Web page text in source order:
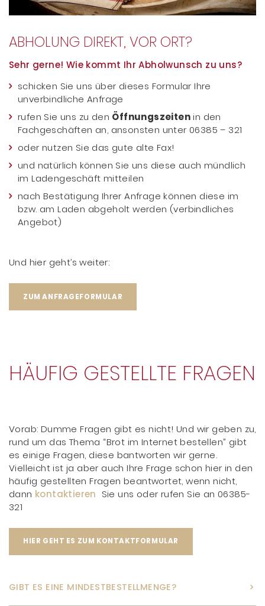
ABHOLUNG DIREKT, VOR ORT?
Sehr gerne! Wie kommt Ihr Abholwunsch zu uns?
schicken Sie uns über dieses Formular Ihre
unverbindliche Anfrage
rufen Sie uns zu den Öffnungszeitenin den
Fachgeschäften an, ansonsten unter 06385 – 321
oder nutzen Sie das gute alte Fax!
und natürlich können Sie uns diese auch mündlich
im Ladengeschäft mitteilen
nach Bestätigung Ihrer Anfrage können diese im
bzw. am Laden abgeholt werden (verbindliches
Angebot)
Und hier geht’s weiter:
ZUM ANFRAGEFORMULAR
HÄUFIG GESTELLTE FRAGEN
Vorab: Dumme Fragen gibt es nicht! Und wir geben zu,
rund um das Thema “Brot im Internet bestellen” gibt
es einige Fragen, diese bantworten wir gerne.
Vielleicht ist ja aber auch Ihre Frage schon hier in den
häufig gestellten Fragen beantwortet, wenn nicht,
dann kontaktieren Sie uns oder rufen Sie an 06385-
321
HIER GEHT ES ZUM KONTAKTFORMULAR
GIBT ES EINE MINDESTBESTELLMENGE?